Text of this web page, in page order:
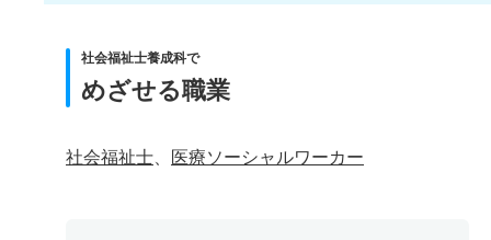
社会福祉士養成科で
めざせる職業
社会福祉士 医療ソーシャルワーカー